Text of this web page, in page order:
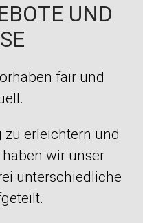
UND
fair und
zu erleichtern und
wir unser
unterschiedliche